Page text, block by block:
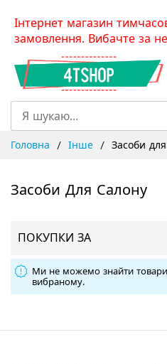
SkipІнтернет магазин
замовлення. Вибачте за
Головна Інше Засоби
Засоби Для Салону
ПОКУПКИ ЗА
Ми не можемо знайти товари,
вибраному.